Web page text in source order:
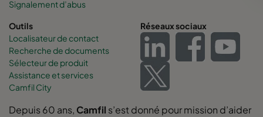
Signalement d’abus
Outils
Localisateur de contact
Recherche de documents
Sélecteur de produit
Assistance et services
Camfil City
Réseaux sociaux
Depuis 60 ans, Camfil s’est donné pour mission d’aider